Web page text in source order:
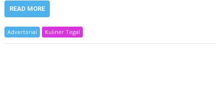
READ MORE
Advertorial Kuliner Tegal